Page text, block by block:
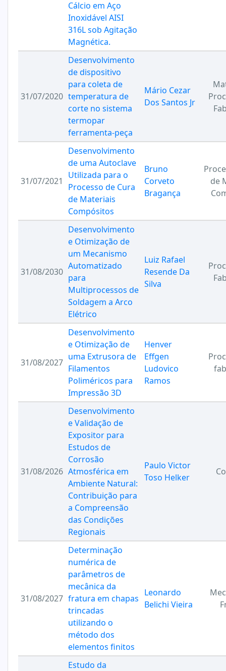
Cálcio em Aço
Inoxidável AISI
316L sob Agitação
Magnética.
31/07/2020
Desenvolvimento
de dispositivo
para coleta de
temperatura de
corte no sistema
termopar
ferramenta-peça
Mário Cezar
Dos Santos Jr
31/07/2021
Desenvolvimento
de uma Autoclave
Utilizada para o
Processo de Cura
de Materiais
Compósitos
Bruno
Corveto
Bragança
de
31/08/2030
Desenvolvimento
e Otimização de
um Mecanismo
Automatizado
para
Multiprocessos de
Soldagem a Arco
Elétrico
Luiz Rafael
Resende Da
Silva
31/08/2027
Desenvolvimento
e Otimização de
uma Extrusora de
Filamentos
Poliméricos para
Impressão 3D
Henver
Effgen
Ludovico
Ramos
31/08/2026
Desenvolvimento
e Validação de
Expositor para
Estudos de
Corrosão
Atmosférica em
Ambiente Natural:
Contribuição para
a Compreensão
das Condições
Regionais
Paulo Victor
Toso Helker
31/08/2027
Determinação
numérica de
parâmetros de
mecânica da
fratura em chapas
trincadas
utilizando o
método dos
elementos finitos
Leonardo
Belichi Vieira
Estudo da